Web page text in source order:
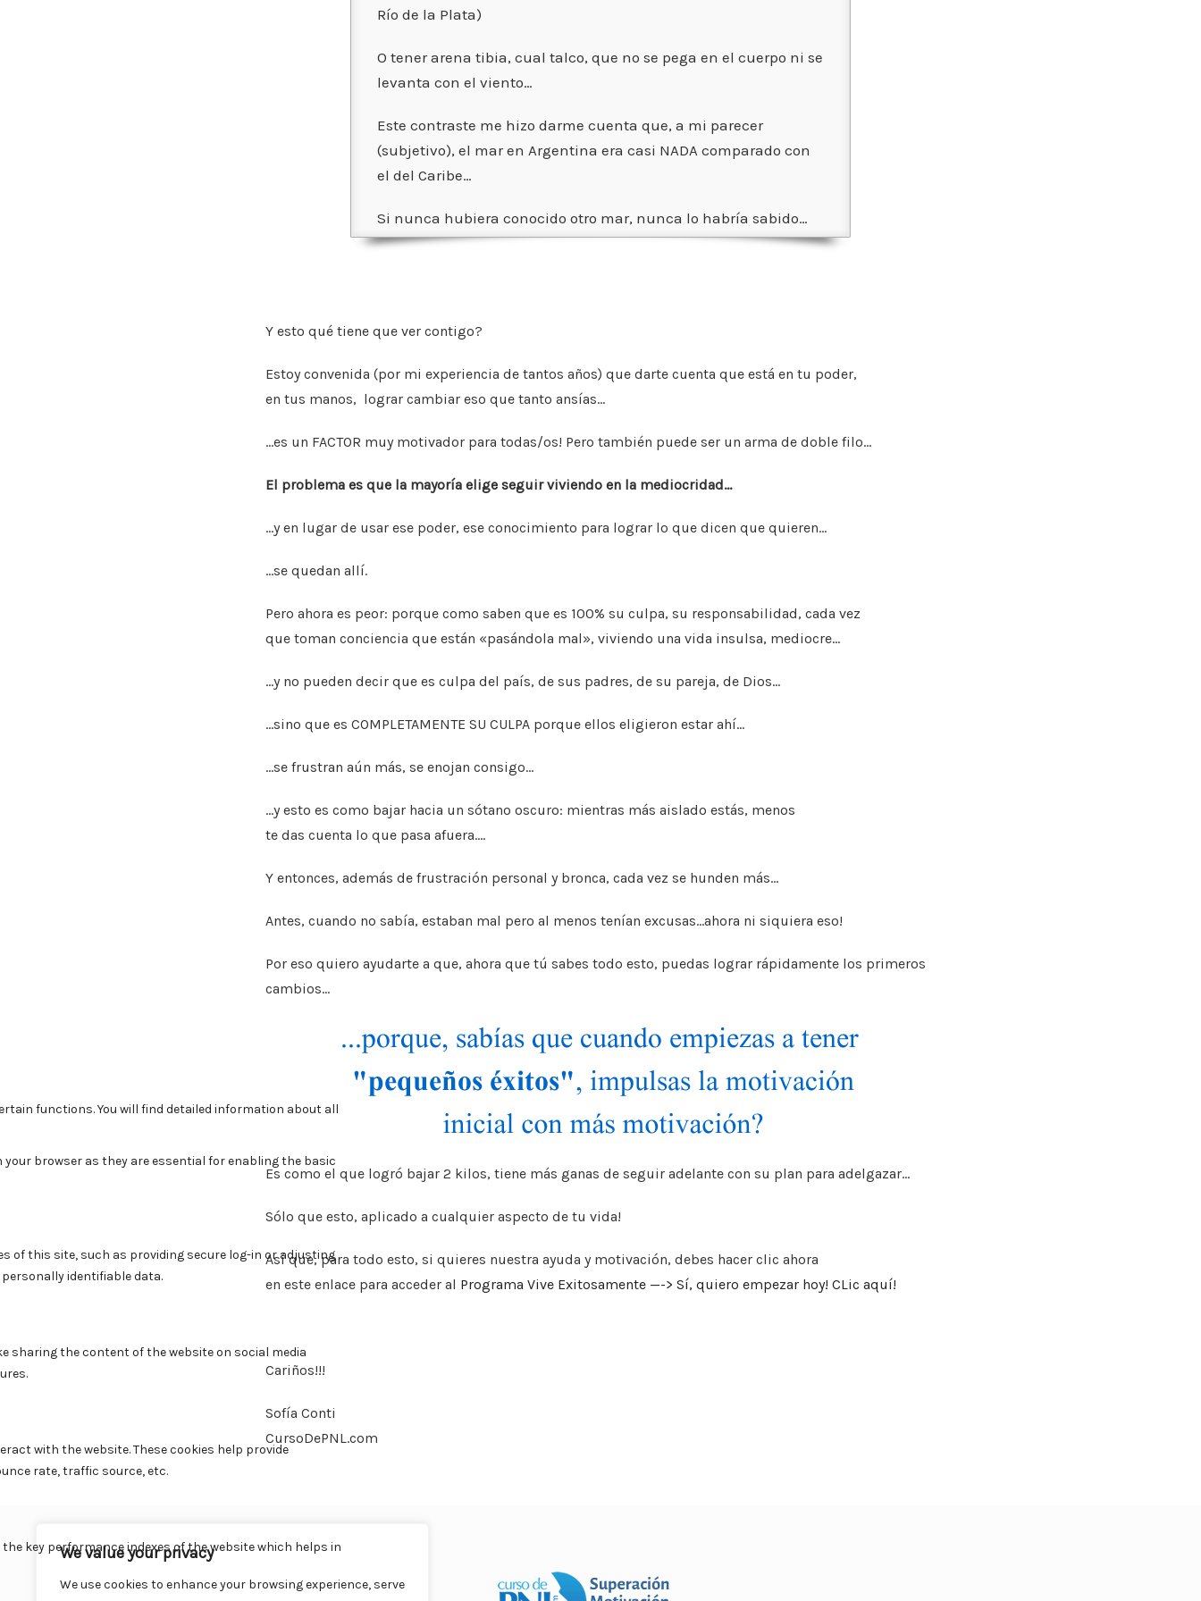
We value your privacy
We use cookies to enhance your browsing experience, serve
Río de la Plata)
O tener arena tibia, cual talco, que no se pega en el cuerpo ni se
levanta con el viento…
Este contraste me hizo darme cuenta que, a mi parecer
(subjetivo), el mar en Argentina era casi NADA comparado con
el del Caribe…
Si nunca hubiera conocido otro mar, nunca lo habría sabido…
Y esto qué tiene que ver contigo?
Estoy convenida (por mi experiencia de tantos años) que darte cuenta que está en tu poder,
en tus manos, lograr cambiar eso que tanto ansías…
…es un FACTOR muy motivador para todas/os! Pero también puede ser un arma de doble filo…
El problema es que la mayoría elige seguirviviendo en la mediocridad…
…y en lugar de usar ese poder, ese conocimiento para lograr lo que dicen que quieren…
…se quedan allí.
Pero ahora es peor: porque como saben que es 100% su culpa, su responsabilidad, cada vez
que toman conciencia que están «pasándola mal», viviendo una vida insulsa, mediocre…
…y no pueden decir que es culpa del país, de sus padres, de su pareja, de Dios…
…sino que es COMPLETAMENTE SU CULPA porque ellos eligieron estar ahí…
…se frustran aún más, se enojan consigo…
…y esto es como bajar hacia un sótano oscuro: mientras más aislado estás, menos
te das cuenta lo que pasa afuera….
Y entonces, además de frustración personal y bronca, cada vez se hunden más…
Antes, cuando no sabía, estaban mal pero al menos tenían excusas…ahora ni siquiera eso!
Por eso quiero ayudarte a que, ahora que tú sabes todo esto, puedas lograr rápidamente los primeros
cambios…
Es como el que logró bajar 2 kilos, tiene más ganas de seguir adelante con su plan para adelgazar…
Sólo que esto, aplicado a cualquier aspecto de tu vida!
Así que, para todo esto, si quieres nuestra ayuda y motivación, debes hacer clic ahora
en este enlace para acceder al Programa Vive Exitosamente —-> Sí, quiero empezar hoy! CLic aquí!
Cariños!!!
Sofía Conti
CursoDePNL.com